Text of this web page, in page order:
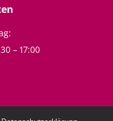
– 17:00